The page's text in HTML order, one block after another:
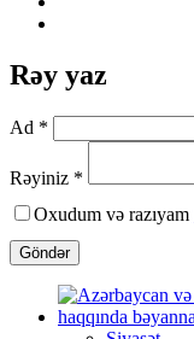
Rəy yaz
Ad *
Rəyiniz *
Oxudum və razıyam
Göndər